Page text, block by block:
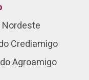
Crediamigo
Agroamigo